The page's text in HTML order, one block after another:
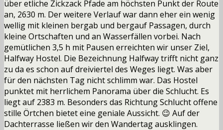
über etliche Zickzack Pfade am höchsten Punkt der Route
an, 2630 m. Der weitere Verlauf war dann eher ein wenig
wellig mit kleinen bergab und bergauf Passagen, durch
kleine Ortschaften und an Wasserfällen vorbei. Nach
gemütlichen 3,5 h mit Pausen erreichten wir unser Ziel,
Halfway Hostel. Die Bezeichnung Halfway trifft nicht ganz
zu da es schon auf dreiviertel des Weges liegt. Was aber
für den nächsten Tag nicht schlimm war. Das Hostel
punktet mit herrlichem Panorama über die Schlucht. Es
liegt auf 2383 m. Besonders das Richtung Schlucht offene
stille Örtchen bietet eine geniale Aussicht. 😉 Auf der
Dachterrasse ließen wir den Wandertag ausklingen.